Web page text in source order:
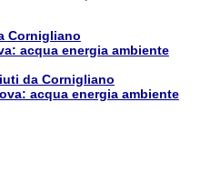
Cornigliano
acqua energia ambiente
da Cornigliano
acqua energia ambiente